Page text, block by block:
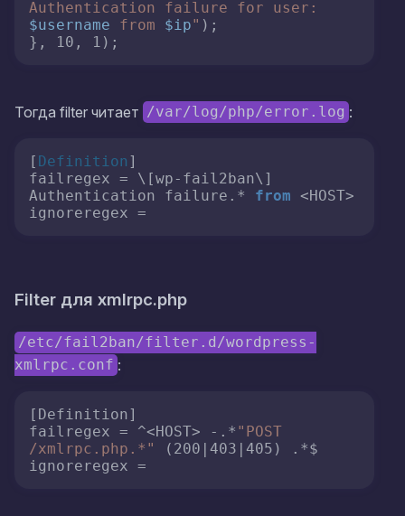
$username from $ip" );
}, 10, 1);
Тогда filter читает /var/log/php/error.log :
[ Definition ]
failregex = \[wp-fail2ban\]
Authentication failure.* from <HOST>
ignoreregex =
Filter для xmlrpc.php
/etc/fail2ban/filter.d/wordpress-
xmlrpc.conf :
[Definition]
failregex = ^<HOST> -.* "POST
/xmlrpc.php.*"
(200|403|405) .*$
ignoreregex =